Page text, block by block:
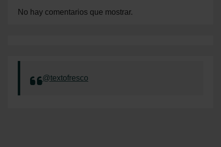
No hay comentarios que mostrar.
@textofresco